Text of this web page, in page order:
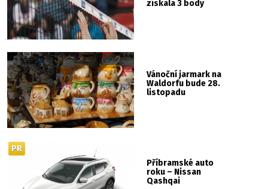
získala 3 body
Vánoční jarmark na
Waldorfu bude 28.
listopadu
Příbramské auto
roku – Nissan
Qashqai
PR